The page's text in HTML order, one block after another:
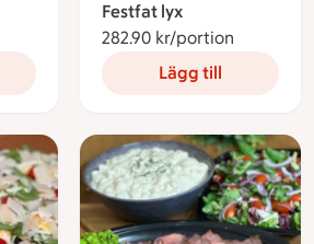
188.30 kronor per portion
Festfat lyx
282.90 kr/portion
Lägg till